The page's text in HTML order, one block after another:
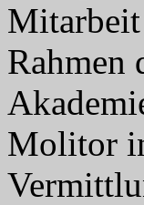
Rahmen
Molitor